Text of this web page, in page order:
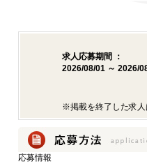
求人応募期間 ：
2026/08/01 ～ 2026/
※掲載を終了した求人
応募情報